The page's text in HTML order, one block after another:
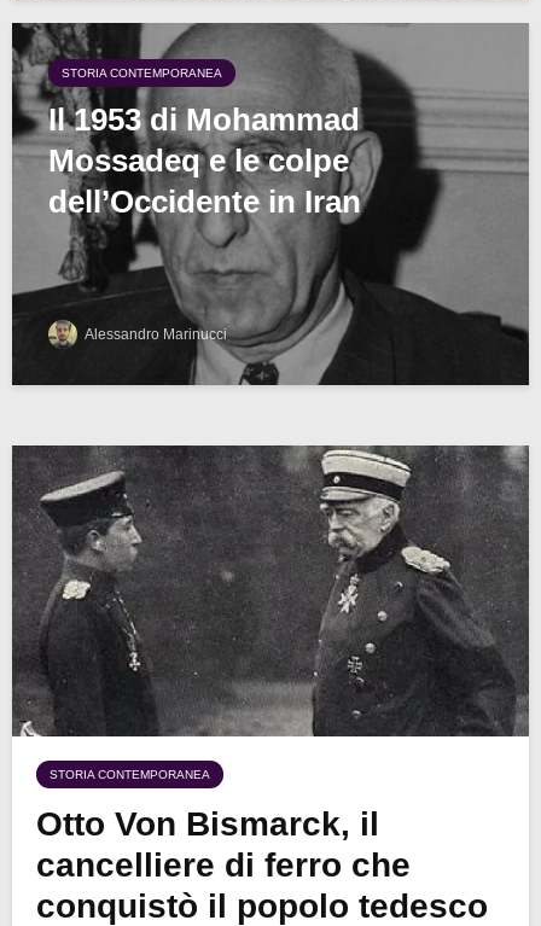
STORIA CONTEMPORANEA
Il 1953 di Mohammad
Mossadeq e le colpe
dell’Occidente in Iran
Alessandro Marinucci
STORIA CONTEMPORANEA
Otto Von Bismarck, il
cancelliere di ferro che
conquistò il popolo tedesco